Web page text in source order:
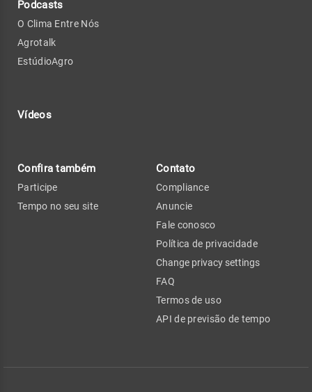
Podcasts
O Clima Entre Nós
Agrotalk
EstúdioAgro
Vídeos
Confira também
Participe
Tempo no seu site
Contato
Compliance
Anuncie
Fale conosco
Política de privacidade
Change privacy settings
FAQ
Termos de uso
API de previsão de tempo